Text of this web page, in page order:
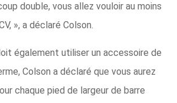
double, vous allez vouloir au moins
», a déclaré Colson.
également utiliser un accessoire de
Colson a déclaré que vous aurez
chaque pied de largeur de barre